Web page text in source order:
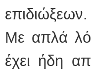
επιδιώξεων.
Με απλά
έχει ήδη